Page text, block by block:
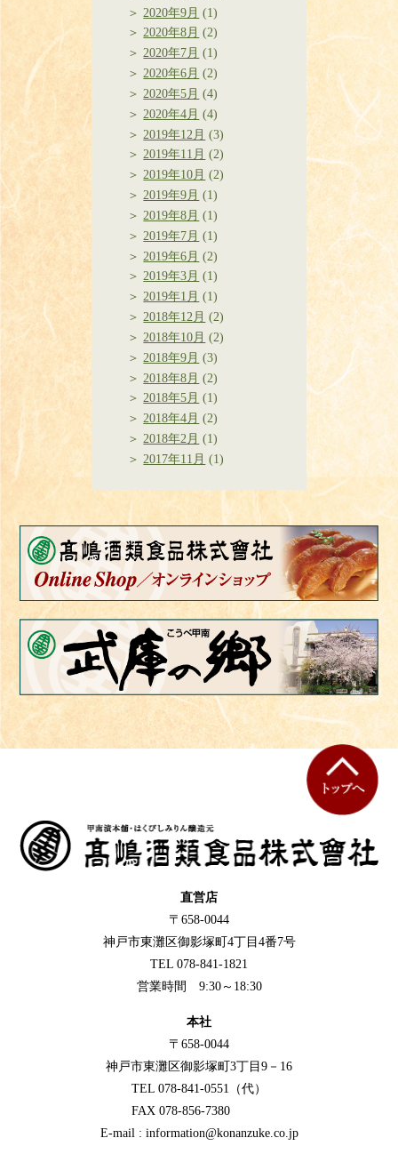
2020年9月 (1)
2020年8月 (2)
2020年7月 (1)
2020年6月 (2)
2020年5月 (4)
2020年4月 (4)
2019年12月 (3)
2019年11月 (2)
2019年10月 (2)
2019年9月 (1)
2019年8月 (1)
2019年7月 (1)
2019年6月 (2)
2019年3月 (1)
2019年1月 (1)
2018年12月 (2)
2018年10月 (2)
2018年9月 (3)
2018年8月 (2)
2018年5月 (1)
2018年4月 (2)
2018年2月 (1)
2017年11月 (1)
直営店
〒658-0044
神戸市東灘区御影塚町4丁目4番7号
TEL 078-841-1821
営業時間 9:30～18:30
本社
〒658-0044
神戸市東灘区御影塚町3丁目9－16
TEL 078-841-0551（代）
FAX 078-856-7380
E-mail : information@konanzuke.co.jp